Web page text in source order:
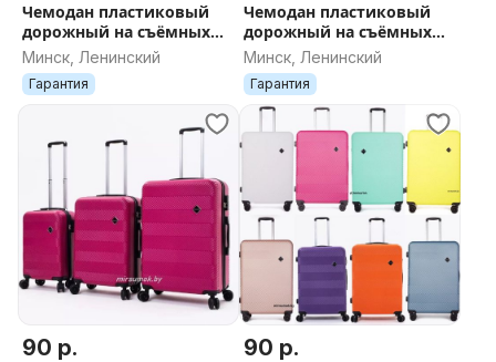
Чемодан пластиковый
дорожный на съёмных
колесах новый в Минске
ДОСТАВКА поликарбонат
розовый
Минск, Ленинский
Гарантия
Чемодан пластиковый
дорожный на съёмных
колесах новый в Минске
ДОСТАВКА поликарбонат
оранжевый
Минск, Ленинский
Гарантия
90 р. 90 р.